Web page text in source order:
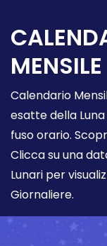
MENSILE
Calendario
esatte della
fuso orario.
Clicca su una
Lunari per
Giornaliere.